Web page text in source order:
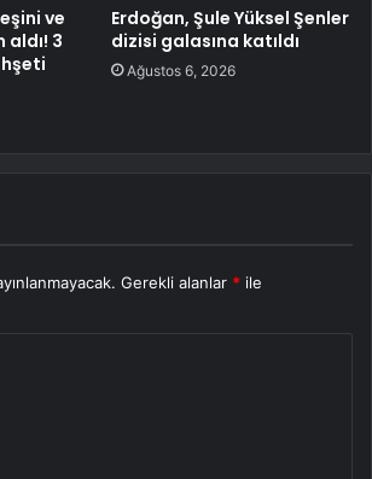
ve
aldı! 3
Erdoğan, Şule Yüksel Şenler
dizisi galasına katıldı
Ağustos 6, 2026
Gerekli alanlar * ile